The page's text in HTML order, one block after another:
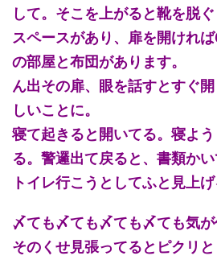
して。そこを上がると靴を脱ぐ
スペースがあり、扉を開けれ
の部屋と布団があります。
ん出その扉、眼を話すとすぐ
しいことに。
寝て起きると開いてる。寝よ
る。警邏出て戻ると、書類か
トイレ行こうとしてふと見上
〆ても〆ても〆ても〆ても気が
そのくせ見張ってるとピクリと